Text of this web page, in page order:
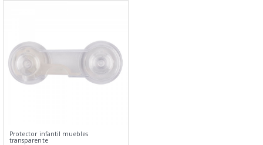
Protector infantil muebles
transparente